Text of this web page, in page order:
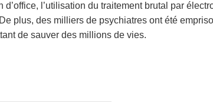
d’office, l’utilisation du traitement brutal par
plus, des milliers de psychiatres ont été
de sauver des millions de vies.